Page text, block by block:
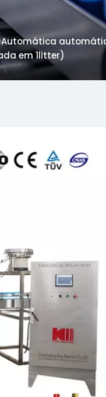
Automática
em 1litter)